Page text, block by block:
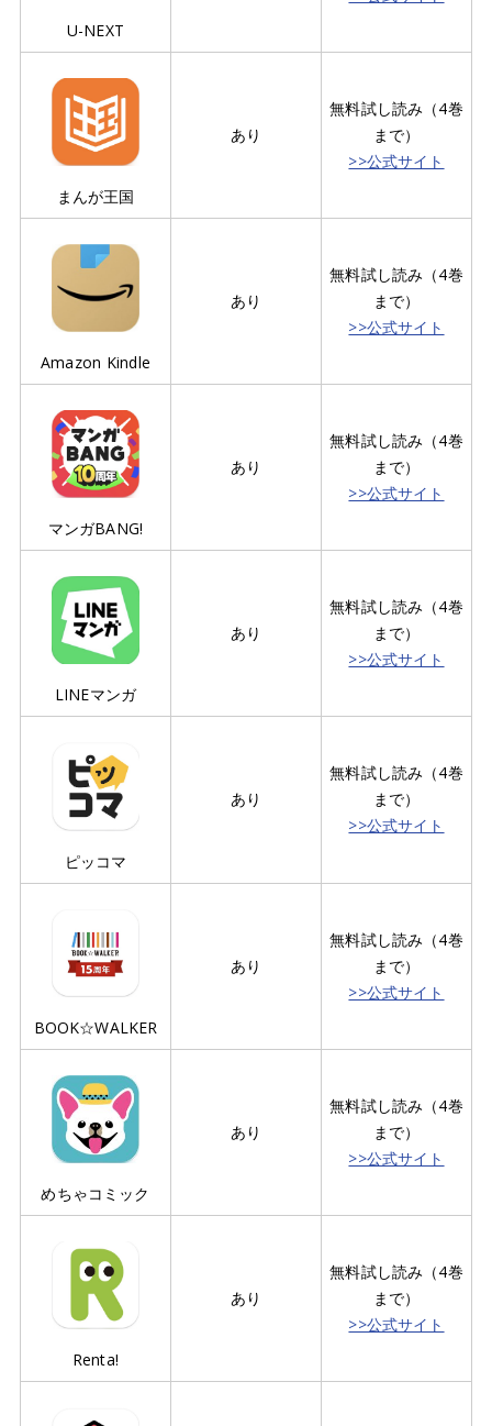
U-NEXT
まんが王国
あり
無料試し読み（4巻
まで）
>>公式サイト
Amazon Kindle
あり
無料試し読み（4巻
まで）
>>公式サイト
マンガBANG!
あり
無料試し読み（4巻
まで）
>>公式サイト
LINEマンガ
あり
無料試し読み（4巻
まで）
>>公式サイト
ピッコマ
あり
無料試し読み（4巻
まで）
>>公式サイト
BOOK☆WALKER
あり
無料試し読み（4巻
まで）
>>公式サイト
めちゃコミック
あり
無料試し読み（4巻
まで）
>>公式サイト
Renta!
あり
無料試し読み（4巻
まで）
>>公式サイト